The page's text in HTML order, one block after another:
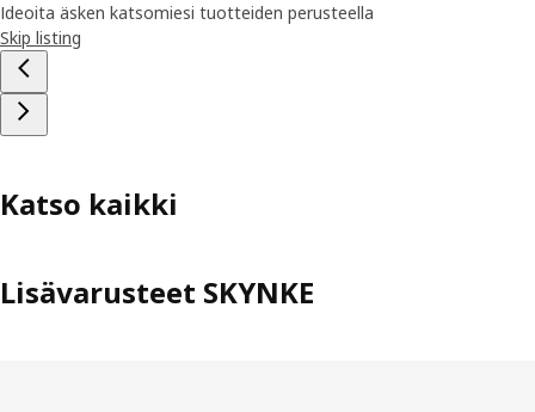
Ideoita äsken katsomiesi tuotteiden perusteella
Skip listing
Katso kaikki
Lisävarusteet SKYNKE